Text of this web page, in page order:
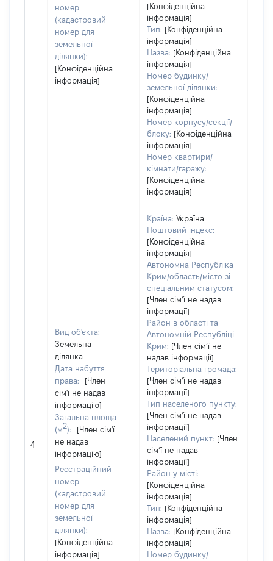
номер
(кадастровий
номер для
земельної
ділянки):
[Конфіденційна
інформація]
[Конфіденційна
інформація]
Тип: [Конфіденційна
інформація]
Назва: [Конфіденційна
інформація]
Номер будинку/
земельної ділянки:
[Конфіденційна
інформація]
Номер корпусу/секції/
блоку: [Конфіденційна
інформація]
Номер квартири/
кімнати/гаражу:
[Конфіденційна
інформація]
4
Вид об'єкта:
Земельна
ділянка
Дата набуття
права:
[Член
сім'ї не надав
інформацію]
Загальна площа
(м2):
[Член сім'ї
не надав
інформацію]
Реєстраційний
номер
(кадастровий
номер для
земельної
ділянки):
[Конфіденційна
інформація]
Країна: Україна
Поштовий індекс:
[Конфіденційна
інформація]
Автономна Республіка
Крим/область/місто зі
спеціальним статусом:
[Член сімʼї не надав
інформації]
Район в області та
Автономній Республіці
Крим: [Член сімʼї не
надав інформації]
Територіальна громада:
[Член сімʼї не надав
інформації]
Тип населеного пункту:
[Член сімʼї не надав
інформації]
Населений пункт: [Член
сімʼї не надав
інформації]
Район у місті:
[Конфіденційна
інформація]
Тип: [Конфіденційна
інформація]
Назва: [Конфіденційна
інформація]
Номер будинку/